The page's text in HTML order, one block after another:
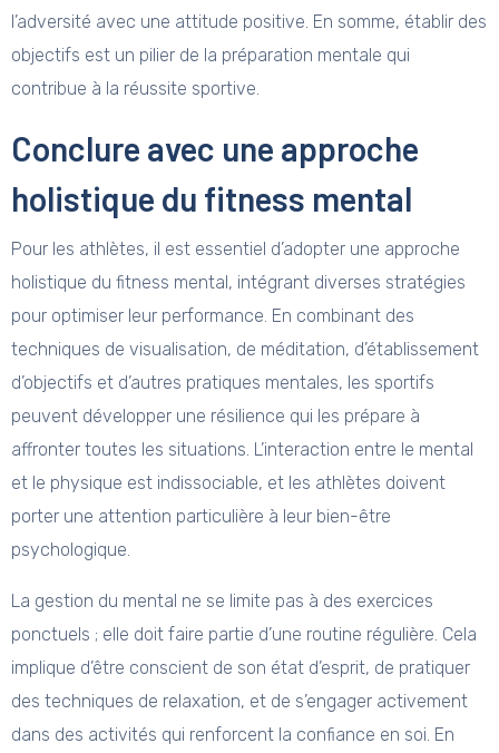
l’adversité avec une attitude positive. En somme, établir des
objectifs est un pilier de la préparation mentale qui
contribue à la réussite sportive.
Conclure avec une approche
holistique du fitness mental
Pour les athlètes, il est essentiel d’adopter une approche
holistique du fitness mental, intégrant diverses stratégies
pour optimiser leur performance. En combinant des
techniques de visualisation, de méditation, d’établissement
d’objectifs et d’autres pratiques mentales, les sportifs
peuvent développer une résilience qui les prépare à
affronter toutes les situations. L’interaction entre le mental
et le physique est indissociable, et les athlètes doivent
porter une attention particulière à leur bien-être
psychologique.
La gestion du mental ne se limite pas à des exercices
ponctuels ; elle doit faire partie d’une routine régulière. Cela
implique d’être conscient de son état d’esprit, de pratiquer
des techniques de relaxation, et de s’engager activement
dans des activités qui renforcent la confiance en soi. En